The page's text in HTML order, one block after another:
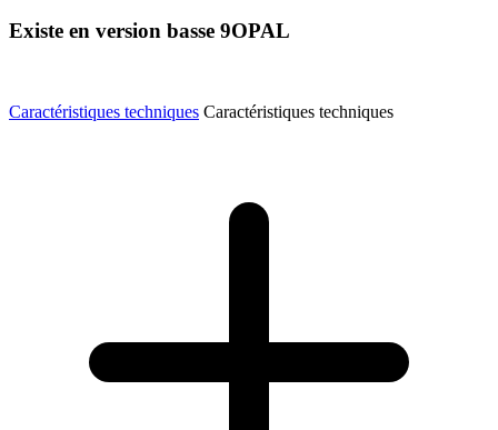
Existe en version basse 9OPAL
Caractéristiques techniques Caractéristiques techniques